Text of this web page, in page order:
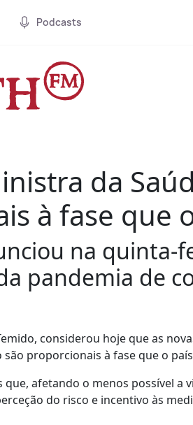
Podcasts
da
à fase que
na quinta-
pandemia de
considerou hoje que as
proporcionais à fase que o
afetando o menos possível
do risco e incentivo às